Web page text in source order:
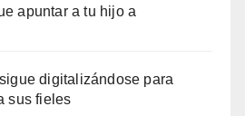
apuntar a tu hijo a
digitalizándose para
sus fieles